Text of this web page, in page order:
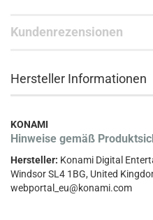
Kundenrezensionen
Hersteller Informationen
KONAMI
Hinweise gemäß
Hersteller: Konami Digital
Windsor SL4 1BG, United
webportal_eu@konami.com